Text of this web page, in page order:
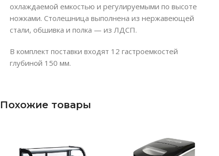
охлаждаемой емкостью и регулируемыми по высоте
ножками. Столешница выполнена из нержавеющей
стали, обшивка и полка — из ЛДСП.
В комплект поставки входят 12 гастроемкостей
глубиной 150 мм.
Похожие товары